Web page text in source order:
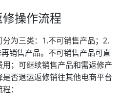
操作流程
为三类：1.不可销售产品；2.
销售产品。不可销售产品可直
；可继续销售产品和需返修产
否退运返修销往其他电商平台
：